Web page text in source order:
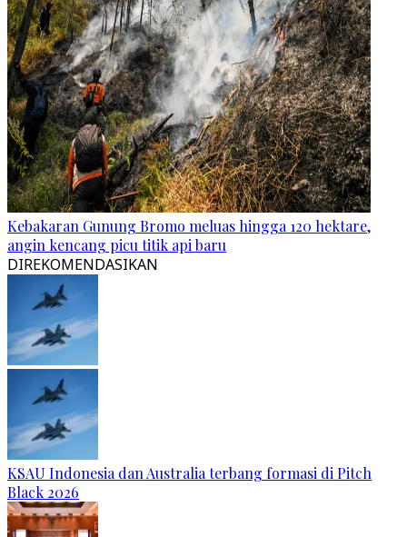
Kebakaran Gunung Bromo meluas hingga 120 hektare,
angin kencang picu titik api baru
DIREKOMENDASIKAN
KSAU Indonesia dan Australia terbang formasi di Pitch
Black 2026